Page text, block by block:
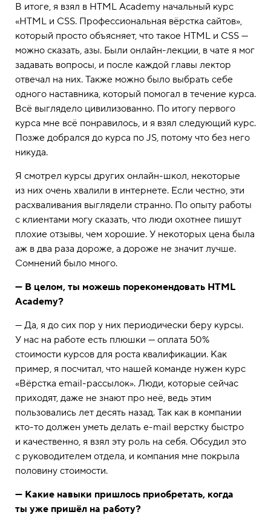
В итоге, я взял в HTML Academy начальный курс
«HTML и CSS. Профессиональная вёрстка сайтов»,
который просто объясняет, что такое HTML и CSS —
можно сказать, азы. Были онлайн-лекции, в чате я мог
задавать вопросы, и после каждой главы лектор
отвечал на них. Также можно было выбрать себе
одного наставника, который помогал в течение курса.
Всё выглядело цивилизованно. По итогу первого
курса мне всё понравилось, и я взял следующий курс.
Позже добрался до курса по JS, потому что без него
никуда.
Я смотрел курсы других онлайн-школ, некоторые
из них очень хвалили в интернете. Если честно, эти
расхваливания выглядели странно. По опыту работы
с клиентами могу сказать, что люди охотнее пишут
плохие отзывы, чем хорошие. У некоторых цена была
аж в два раза дороже, а дороже не значит лучше.
Сомнений было много.
— В целом, ты можешь порекомендовать HTML
Academy?
— Да, я до сих пор у них периодически беру курсы.
У нас на работе есть плюшки — оплата 50%
стоимости курсов для роста квалификации. Как
пример, я посчитал, что нашей команде нужен курс
«Вёрстка email-рассылок». Люди, которые сейчас
приходят, даже не знают про неё, ведь этим
пользовались лет десять назад. Так как в компании
кто-то должен уметь делать e-mail верстку быстро
и качественно, я взял эту роль на себя. Обсудил это
с руководителем отдела, и компания мне покрыла
половину стоимости.
— Какие навыки пришлось приобретать, когда
ты уже пришёл на работу?